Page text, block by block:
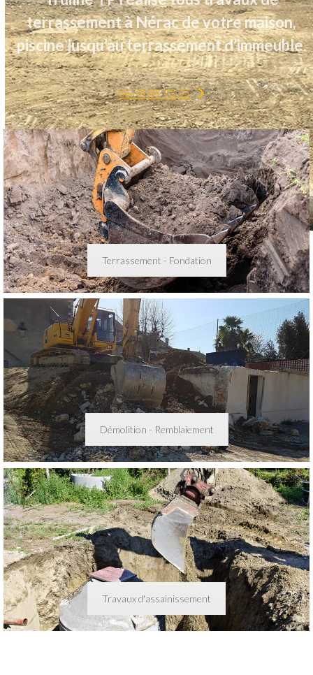
terrassement à Nérac de votre maison,
piscine jusqu’au terrassement d’immeuble.
06 79 89 73 35
Terrassement - Fondation
Démolition - Remblaiement
Travaux d'assainissement